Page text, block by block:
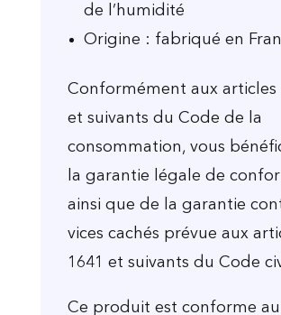
de l’humidité
Origine : fabriqué en
Conformément aux articles
et suivants du Code de la
consommation, vous
la garantie légale de
ainsi que de la garantie
vices cachés prévue aux
1641 et suivants du Code
Ce produit est conforme au